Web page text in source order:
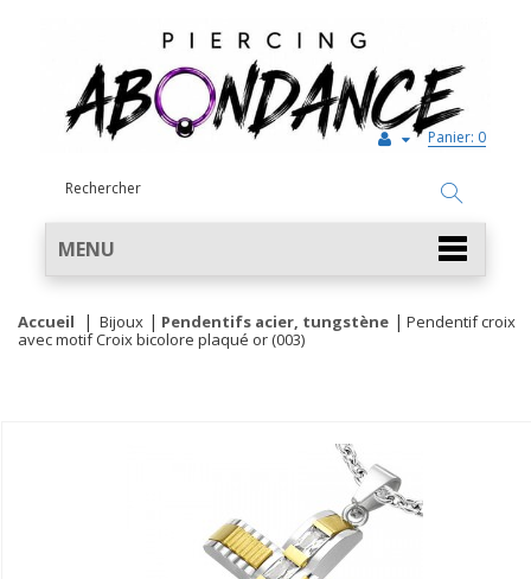
Panier: 0
MENU
Accueil Bijoux Pendentifs acier, tungstène
Pendentif croix
avec motif Croix bicolore plaqué or (003)